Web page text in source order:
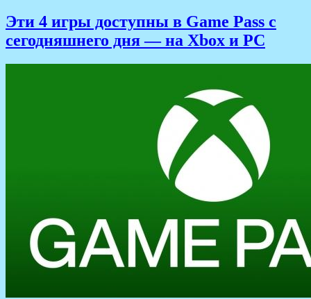
Эти 4 игры доступны в Game Pass с
сегодняшнего дня — на Xbox и PC